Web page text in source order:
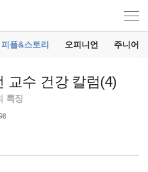
피플&스토리 오피니언 주니어
교수 건강 칼럼(4)
특징